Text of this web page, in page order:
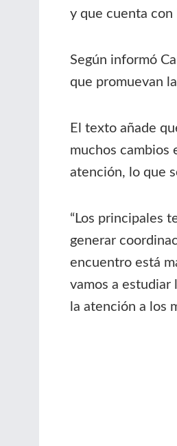
y que cuenta con
Según informó
que promuevan
El texto añade
muchos cambios
atención, lo que
“Los principales
generar
encuentro está
vamos a estudiar
la atención a los